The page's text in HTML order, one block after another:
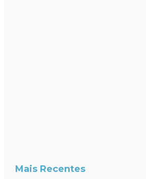
Mais Recentes